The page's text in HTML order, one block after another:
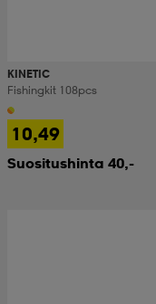
KINETIC
Fishingkit 108pcs
10,49
Suositushinta 40,-